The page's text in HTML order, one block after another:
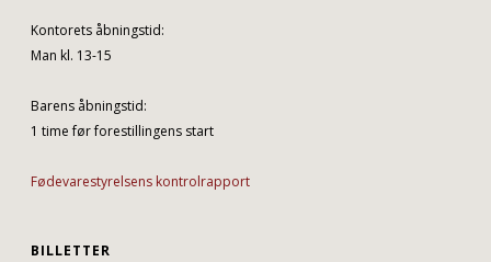
Kontorets åbningstid:
Man kl. 13-15
Barens åbningstid:
1 time før forestillingens start
Fødevarestyrelsens kontrolrapport
BILLETTER